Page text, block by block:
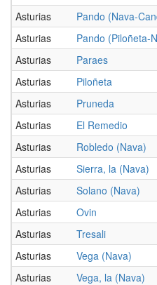
Asturias
Pando (Nava-
Asturias
Pando (Piloñeta-
Asturias
Paraes
Asturias
Piloñeta
Asturias
Pruneda
Asturias
El Remedio
Asturias
Robledo (Nava)
Asturias
Sierra, la (Nava)
Asturias
Solano (Nava)
Asturias
Ovin
Asturias
Tresali
Asturias
Vega (Nava)
Asturias
Vega, la (Nava)